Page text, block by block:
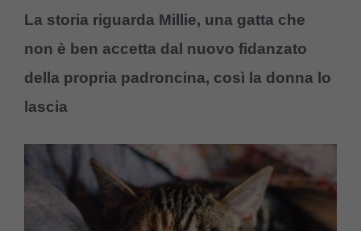
La storia riguarda Millie, una gatta che
non è ben accetta dal nuovo fidanzato
della propria padroncina, così la donna lo
lascia